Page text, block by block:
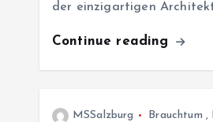
der einzigartigen
Continue reading
MSSalzburg Brauchtum ,